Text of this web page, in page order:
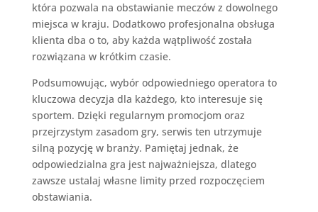
która pozwala na obstawianie meczów z dowolnego
miejsca w kraju. Dodatkowo profesjonalna obsługa
klienta dba o to, aby każda wątpliwość została
rozwiązana w krótkim czasie.
Podsumowując, wybór odpowiedniego operatora to
kluczowa decyzja dla każdego, kto interesuje się
sportem. Dzięki regularnym promocjom oraz
przejrzystym zasadom gry, serwis ten utrzymuje
silną pozycję w branży. Pamiętaj jednak, że
odpowiedzialna gra jest najważniejsza, dlatego
zawsze ustalaj własne limity przed rozpoczęciem
obstawiania.